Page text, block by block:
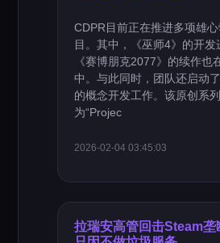
CDPR目前正在推进多项雄
目。其中，《巫师4》的开发
《赛博朋克2077》的续作也
中。与此同时，团队还启动
的概念开发工作。该原创系
为“Projec
2026-02-04 03:45:03
拉瑞安高管回击Steam垄